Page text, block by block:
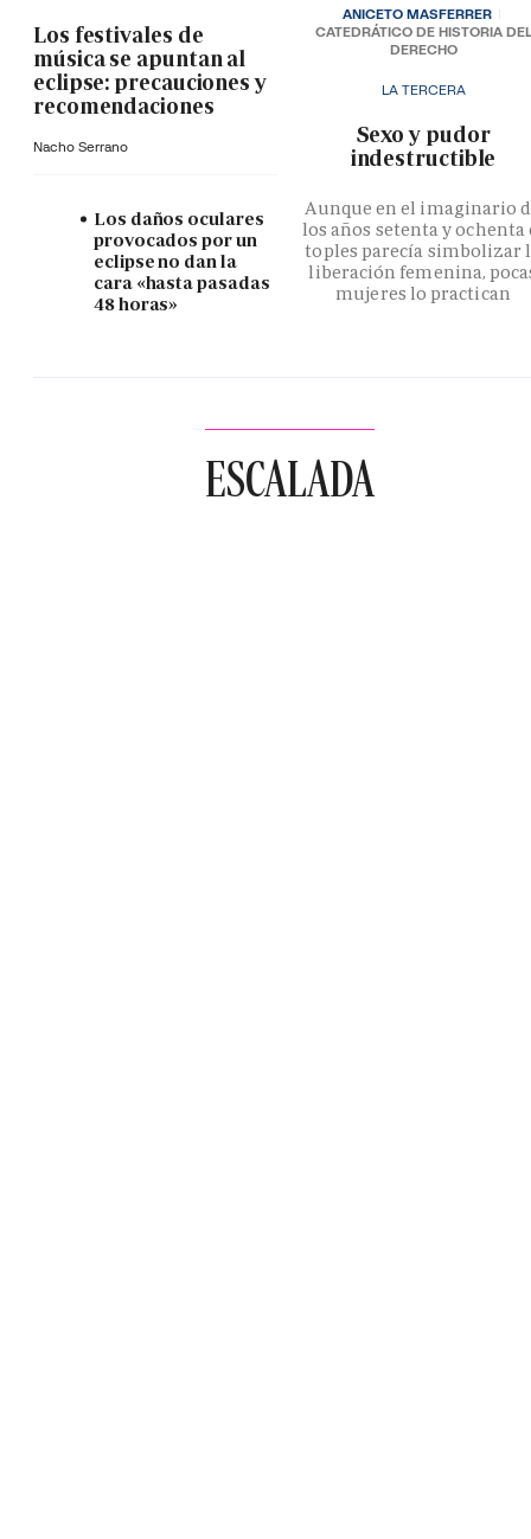
Los festivales de
música se apuntan al
eclipse: precauciones y
recomendaciones
Nacho Serrano
Los daños oculares
provocados por un
eclipse no dan la
cara «hasta pasadas
48 horas»
LA TERCERA
­Sexo y pudor
indestructible
Aunque en el imaginario
los años setenta y ochenta
toples parecía simbolizar
liberación femenina,
mujeres lo practican
ANICETO MASFERRER
CATEDRÁTICO DE HISTORIA DEL
DERECHO
ESCALADA